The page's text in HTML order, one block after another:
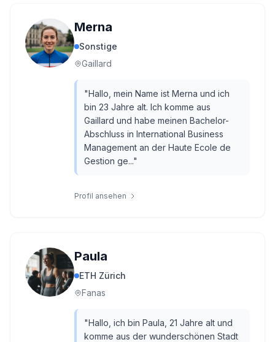
Merna
Sonstige
Gaillard
"Hallo, mein Name ist Merna und ich
bin 23 Jahre alt. Ich komme aus
Gaillard und habe meinen Bachelor-
Abschluss in International Business
Management an der Haute Ecole de
Gestion ge..."
Profil ansehen
Paula
ETH Zürich
Fanas
"Hallo, ich bin Paula, 21 Jahre alt und
komme aus der wunderschönen Stadt